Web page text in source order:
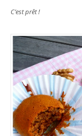
C’est prêt !